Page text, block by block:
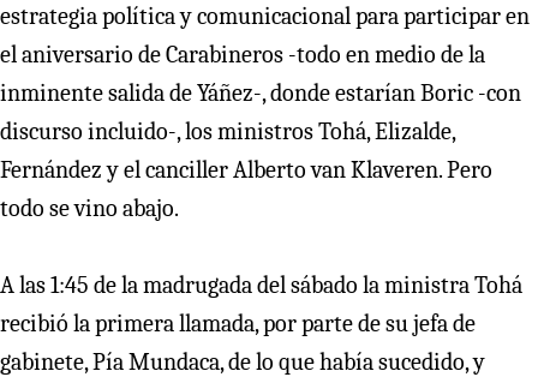
estrategia política y comunicacional para participar en
el aniversario de Carabineros -todo en medio de la
inminente salida de Yáñez-, donde estarían Boric -con
discurso incluido-, los ministros Tohá, Elizalde,
Fernández y el canciller Alberto van Klaveren. Pero
todo se vino abajo.
A las 1:45 de la madrugada del sábado la ministra Tohá
recibió la primera llamada, por parte de su jefa de
gabinete, Pía Mundaca, de lo que había sucedido, y